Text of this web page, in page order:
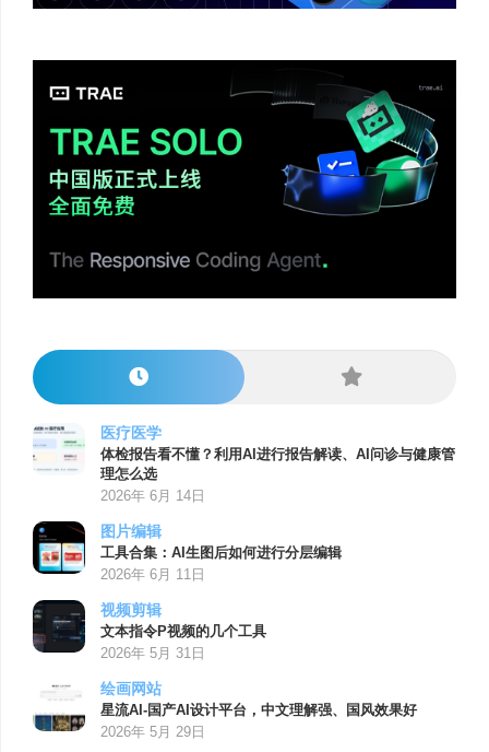
医疗医学
体检报告看不懂？利用AI进行报告解读、AI问诊与健康管
理怎么选
2026年 6月 14日
图片编辑
工具合集：AI生图后如何进行分层编辑
2026年 6月 11日
视频剪辑
文本指令P视频的几个工具
2026年 5月 31日
绘画网站
星流AI-国产AI设计平台，中文理解强、国风效果好
2026年 5月 29日